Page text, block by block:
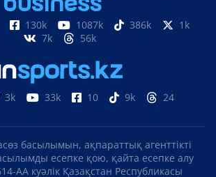
130k 1087k 386k
1k
7k
56k
3k 33k 10 9k 24
басылымын, ақпараттық агенттікті
есепке қою, қайта есепке алу
АА куәлік Қазақстан Республикасы